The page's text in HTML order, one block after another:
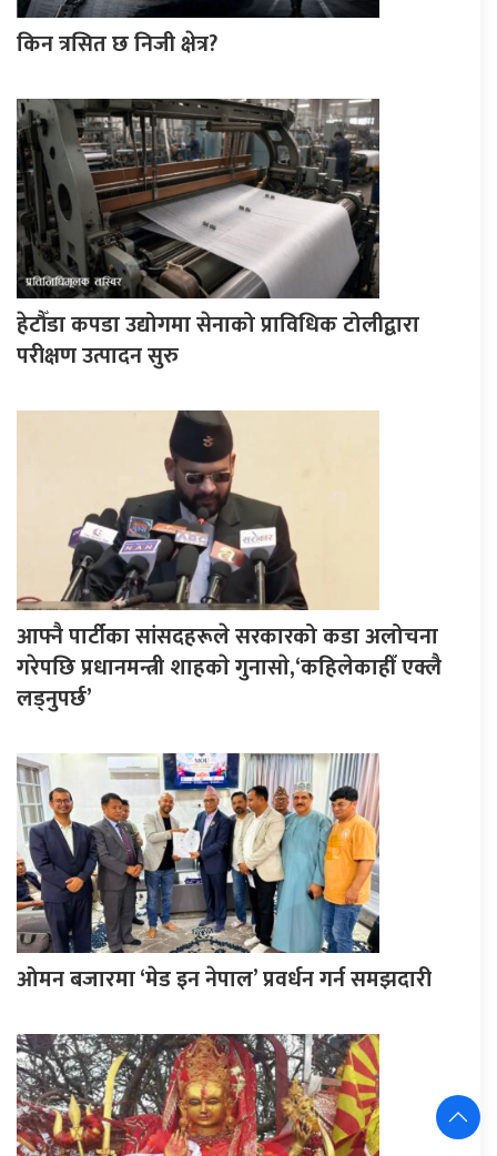
किन त्रसित छ निजी क्षेत्र?
हेटौँडा कपडा उद्योगमा सेनाको प्राविधिक टोलीद्वारा
परीक्षण उत्पादन सुरु
आफ्नै पार्टीका सांसदहरूले सरकारको कडा अलोचना
गरेपछि प्रधानमन्त्री शाहकाे गुनासाे,‘कहिलेकाहीँ एक्लै
लड्नुपर्छ’
ओमन बजारमा ‘मेड इन नेपाल’ प्रवर्धन गर्न समझदारी